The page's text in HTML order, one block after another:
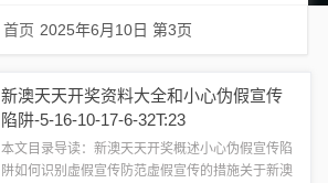
首页 2025年6月10日 第3页
新澳天天开奖资料大全和小心伪假宣传
陷阱-5-16-10-17-6-32T:23
本文目录导读：新澳天天开奖概述小心伪假宣传陷
阱如何识别虚假宣传防范虚假宣传的措施关于新澳